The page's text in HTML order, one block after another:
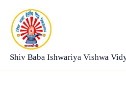
content
Shiv Baba Ishwariya Vishwa